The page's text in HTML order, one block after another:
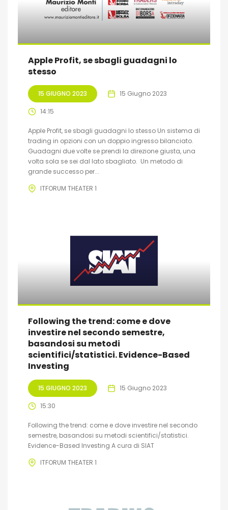
Apple Profit, se sbagli guadagni lo
stesso
15 GIUGNO 2023 15 Giugno 2023
14:15
Apple Profit, se sbagli guadagni lo stesso Un sistema di
trading in opzioni con un doppio ingresso bilanciato.
Guadagni due volte se prendi la direzione giusta, una
volta sola se sei dal lato sbagliato. Un metodo di
grande successo per...
ITFORUM THEATER 1
Following the trend: come e dove
investire nel secondo semestre,
basandosi su metodi
scientifici/statistici. Evidence-Based
Investing
15 GIUGNO 2023 15 Giugno 2023
15:30
Following the trend: come e dove investire nel secondo
semestre, basandosi su metodi scientifici/statistici.
Evidence-Based Investing A cura di SIAT
ITFORUM THEATER 1